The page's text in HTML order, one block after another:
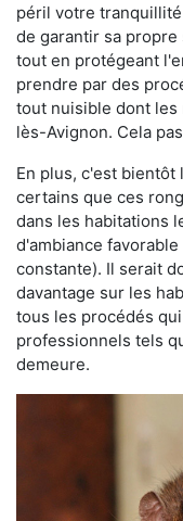
péril votre
de garantir sa
tout en protégeant
prendre par des
tout nuisible dont
lès-Avignon. Cela
En plus, c'est
certains que ces
dans les habitations
d'ambiance
constante). Il serait
davantage sur les
tous les procédés
professionnels tels
demeure.